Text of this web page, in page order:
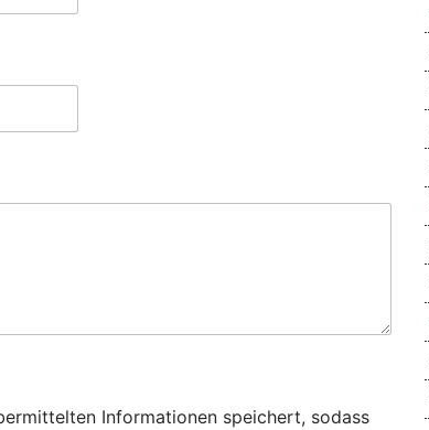
Informationen speichert, sodass